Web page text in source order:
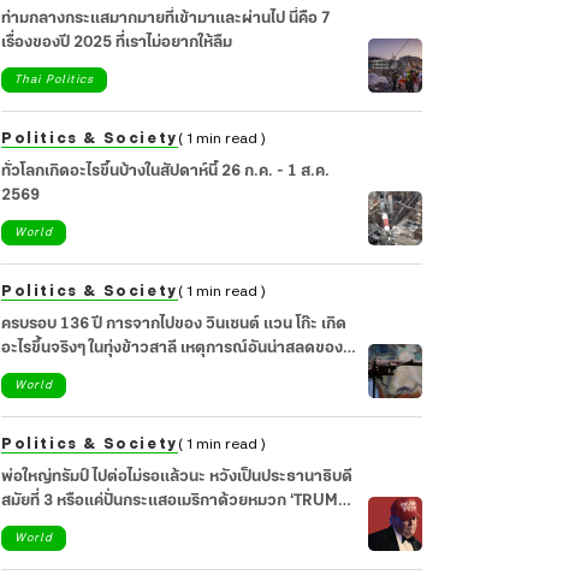
ท่ามกลางกระแสมากมายที่เข้ามาและผ่านไป นี่คือ 7
เรื่องของปี 2025 ที่เราไม่อยากให้ลืม
Thai Politics
Politics & Society ( 1 min read )
ทั่วโลกเกิดอะไรขึ้นบ้างในสัปดาห์นี้ 26 ก.ค. - 1 ส.ค.
2569
World
Politics & Society ( 1 min read )
ครบรอบ 136 ปี การจากไปของ วินเซนต์ แวน โก๊ะ เกิด
อะไรขึ้นจริงๆ ในทุ่งข้าวสาลี เหตุการณ์อันน่าสลดของ
ศิลปินผู้น่าเศร้า
World
Politics & Society ( 1 min read )
พ่อใหญ่ทรัมป์ ไปต่อไม่รอแล้วนะ หวังเป็นประธานาธิบดี
สมัยที่ 3 หรือแค่ปั่นกระแสอเมริกาด้วยหมวก ‘TRUMP
2028’ ?
World